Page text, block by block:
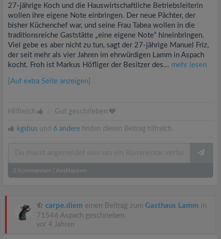
27-jährige Koch und die Hauswirtschaftliche Betriebsleiterin
wollen ihre eigene Note einbringen. Der neue Pächter, der
bisher Küchenchef war, und seine Frau Tabea wollen in die
traditionsreiche Gaststätte „eine eigene Note“ hineinbringen.
Viel gebe es aber nicht zu tun, sagt der 27-jährige Manuel Friz,
der seit mehr als vier Jahren im ehrwürdigen Lamm in Aspach
kocht. Froh ist Markus Höfliger der Besitzer des... mehr lesen
[Auf extra Seite anzeigen]
Hilfreich Gut geschrieben
kgsbus und 6 andere finden diesen Beitrag hilfreich.
3 Kommentare Ausklappen
carpe.diem einen Beitrag zum Gasthaus Lamm in
71546 Aspach geschrieben.
vor 4 Jahren